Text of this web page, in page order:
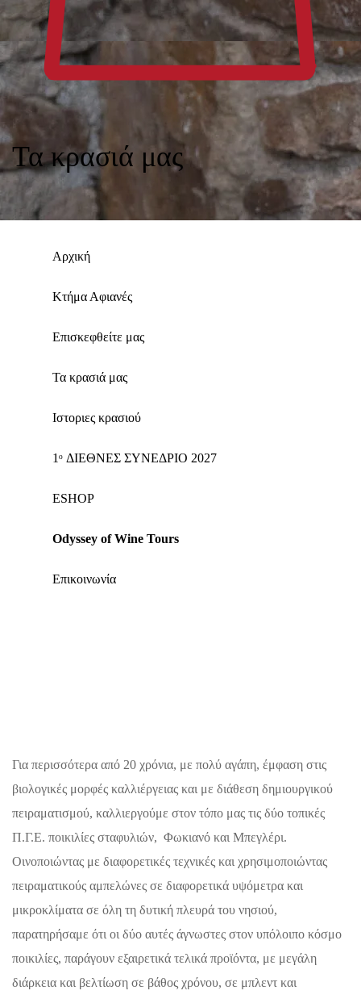
Τα κρασιά μας
Αρχική
Κτήμα Αφιανές
Επισκεφθείτε μας
Τα κρασιά μας
Ιστοριες κρασιού
1ᵒ ΔΙΕΘΝΕΣ ΣΥΝΕΔΡΙΟ 2027
ΕSHOP
Odyssey of Wine Tours
Επικοινωνία
Για περισσότερα από 20 χρόνια, με πολύ αγάπη, έμφαση στις
βιολογικές μορφές καλλιέργειας και με διάθεση δημιουργικού
πειραματισμού, καλλιεργούμε στον τόπο μας τις δύο τοπικές
Π.Γ.Ε. ποικιλίες σταφυλιών, Φωκιανό και Μπεγλέρι.
Οινοποιώντας με διαφορετικές τεχνικές και χρησιμοποιώντας
πειραματικούς αμπελώνες σε διαφορετικά υψόμετρα και
μικροκλίματα σε όλη τη δυτική πλευρά του νησιού,
παρατηρήσαμε ότι οι δύο αυτές άγνωστες στον υπόλοιπο κόσμο
ποικιλίες, παράγουν εξαιρετικά τελικά προϊόντα, με μεγάλη
διάρκεια και βελτίωση σε βάθος χρόνου, σε μπλεντ και